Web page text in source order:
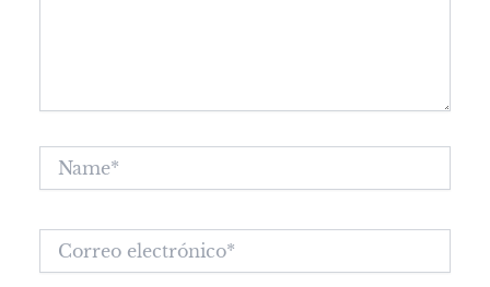
Name*
electrónico*